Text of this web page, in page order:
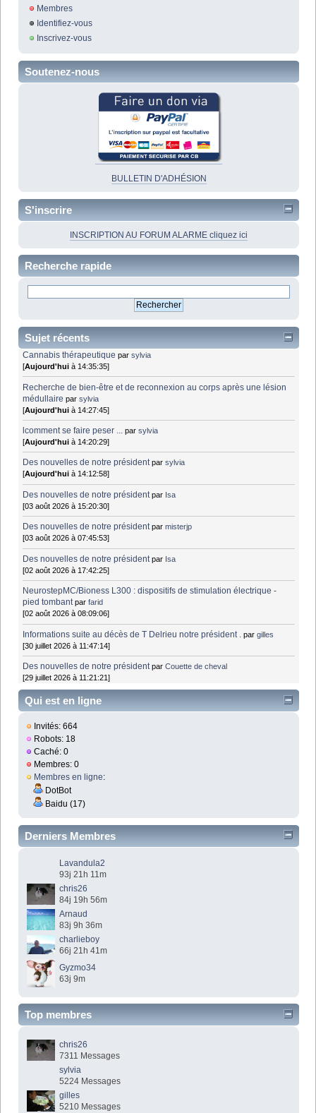
Membres
Identifiez-vous
Inscrivez-vous
Soutenez-nous
BULLETIN D'ADHÉSION
S'inscrire
INSCRIPTION AU FORUM ALARME cliquez ici
Recherche rapide
Sujet récents
Cannabis thérapeutique parsylvia
[Aujourd'hui à 14:35:35]
Recherche de bien-être et de reconnexion au corps après une lésion
médullaire parsylvia
[Aujourd'hui à 14:27:45]
lcomment se faire peser ... parsylvia
[Aujourd'hui à 14:20:29]
Des nouvelles de notre président parsylvia
[Aujourd'hui à 14:12:58]
Des nouvelles de notre président par Isa
[03 août 2026 à 15:20:30]
Des nouvelles de notre président parmisterjp
[03 août 2026 à 07:45:53]
Des nouvelles de notre président par Isa
[02 août 2026 à 17:42:25]
NeurostepMC/Bioness L300 : dispositifs de stimulation électrique -
pied tombant parfarid
[02 août 2026 à 08:09:06]
Informations suite au décès de T Delrieu notre président . pargilles
[30 juillet 2026 à 11:47:14]
Des nouvelles de notre président parCouette de cheval
[29 juillet 2026 à 11:21:21]
Qui est en ligne
Invités: 664
Robots: 18
Caché: 0
Membres: 0
Membres en ligne:
DotBot
Baidu (17)
Derniers Membres
Lavandula2
93j 21h 11m
chris26
84j 19h 56m
Arnaud
83j 9h 36m
charlieboy
66j 21h 41m
Gyzmo34
63j 9m
Top membres
chris26
7311 Messages
sylvia
5224 Messages
gilles
5210 Messages